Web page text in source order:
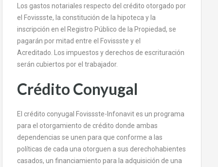
Los gastos notariales respecto del crédito otorgado por
el Fovissste, la constitución de la hipoteca y la
inscripción en el Registro Público de la Propiedad, se
pagarán por mitad entre el Fovissste y el
Acreditado. Los impuestos y derechos de escrituración
serán cubiertos por el trabajador.
Crédito Conyugal
El crédito conyugal Fovissste-Infonavit es un programa
para el otorgamiento de crédito donde ambas
dependencias se unen para que conforme a las
políticas de cada una otorguen a sus derechohabientes
casados, un financiamiento para la adquisición de una